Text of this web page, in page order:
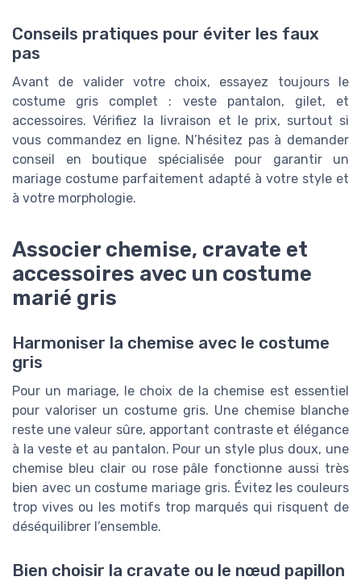
Conseils pratiques pour éviter les faux
pas
Avant de valider votre choix, essayez toujours le
costume gris complet : veste pantalon, gilet, et
accessoires. Vérifiez la livraison et le prix, surtout si
vous commandez en ligne. N’hésitez pas à demander
conseil en boutique spécialisée pour garantir un
mariage costume parfaitement adapté à votre style et
à votre morphologie.
Associer chemise, cravate et
accessoires avec un costume
marié gris
Harmoniser la chemise avec le costume
gris
Pour un mariage, le choix de la chemise est essentiel
pour valoriser un costume gris. Une chemise blanche
reste une valeur sûre, apportant contraste et élégance
à la veste et au pantalon. Pour un style plus doux, une
chemise bleu clair ou rose pâle fonctionne aussi très
bien avec un costume mariage gris. Évitez les couleurs
trop vives ou les motifs trop marqués qui risquent de
déséquilibrer l’ensemble.
Bien choisir la cravate ou le nœud papillon